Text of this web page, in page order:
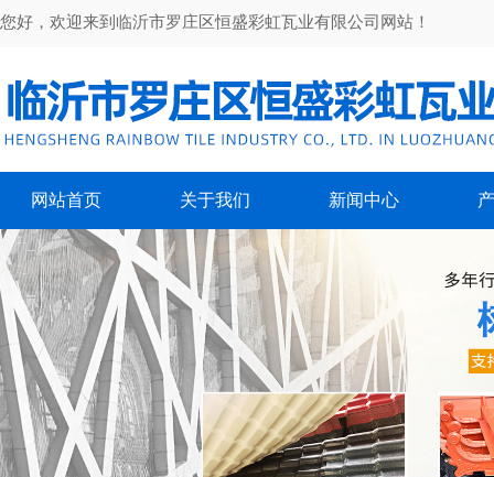
您好，欢迎来到临沂市罗庄区恒盛彩虹瓦业有限公司网站！
网站首页 关于我们 新闻中心